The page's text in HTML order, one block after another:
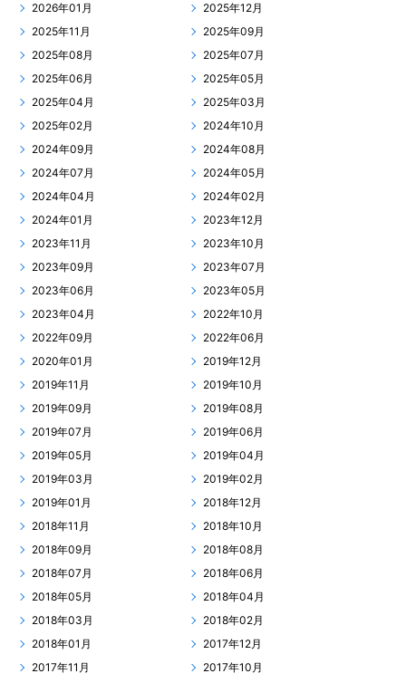
2026年01月
2025年12月
2025年11月
2025年09月
2025年08月
2025年07月
2025年06月
2025年05月
2025年04月
2025年03月
2025年02月
2024年10月
2024年09月
2024年08月
2024年07月
2024年05月
2024年04月
2024年02月
2024年01月
2023年12月
2023年11月
2023年10月
2023年09月
2023年07月
2023年06月
2023年05月
2023年04月
2022年10月
2022年09月
2022年06月
2020年01月
2019年12月
2019年11月
2019年10月
2019年09月
2019年08月
2019年07月
2019年06月
2019年05月
2019年04月
2019年03月
2019年02月
2019年01月
2018年12月
2018年11月
2018年10月
2018年09月
2018年08月
2018年07月
2018年06月
2018年05月
2018年04月
2018年03月
2018年02月
2018年01月
2017年12月
2017年11月
2017年10月